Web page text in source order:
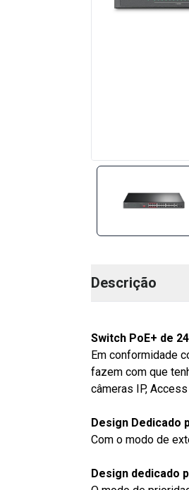
Descrição
Switch PoE+ de
Em conformidade
fazem com que
câmeras IP,
Design Dedicado
Com o modo de
Design dedicado